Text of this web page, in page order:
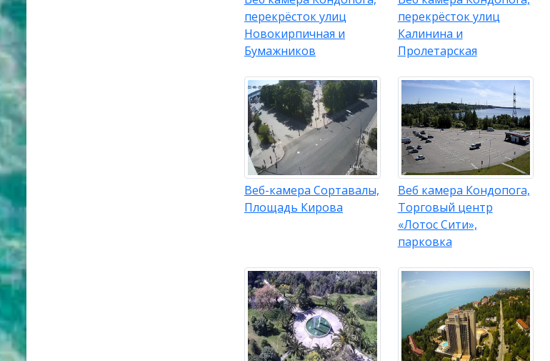
перекрёсток улиц
Новокирпичная и
Бумажников
перекрёсток улиц
Калинина и
Пролетарская
Веб-камера Сортавалы,
Площадь Кирова
Веб камера Кондопога,
Торговый центр
«Лотос Сити»,
парковка